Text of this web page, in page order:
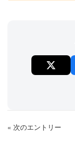
« 次のエントリー